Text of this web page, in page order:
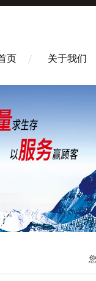
页 关于我们